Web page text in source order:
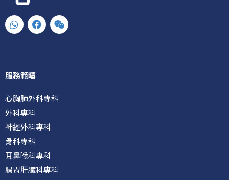
W
h
a
p
p
F
a
c
W
e
i
服務範疇
心胸肺外科專科
外科專科
神經外科專科
骨科專科
耳鼻喉科專科
腸胃肝臟科專科